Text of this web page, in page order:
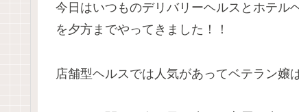
今日はいつものデリバリーヘルスとホテル
を夕方までやってきました！！
店舗型ヘルスでは人気があってベテラン嬢